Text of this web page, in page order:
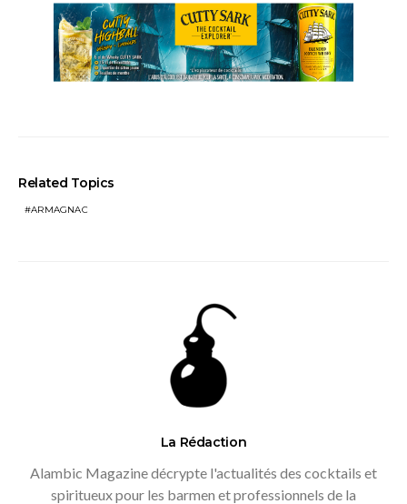
Related Topics
ARMAGNAC
La Rédaction
Alambic Magazine décrypte l'actualités des cocktails et
spiritueux pour les barmen et professionnels de la